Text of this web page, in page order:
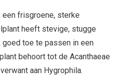
een frisgroene, sterke
heeft stevige, stugge
toe te passen in een
behoort tot de Acanthaeae
aan Hygrophila.